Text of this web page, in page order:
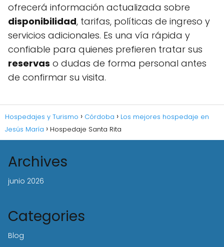
ofrecerá información actualizada sobre
disponibilidad, tarifas, políticas de ingreso y
servicios adicionales. Es una vía rápida y
confiable para quienes prefieren tratar sus
reservas o dudas de forma personal antes
de confirmar su visita.
Hospedajes y Turismo Córdoba
Los mejores hospedaje en
Jesús María
Hospedaje Santa Rita
Archives
junio 2026
Categories
Blog